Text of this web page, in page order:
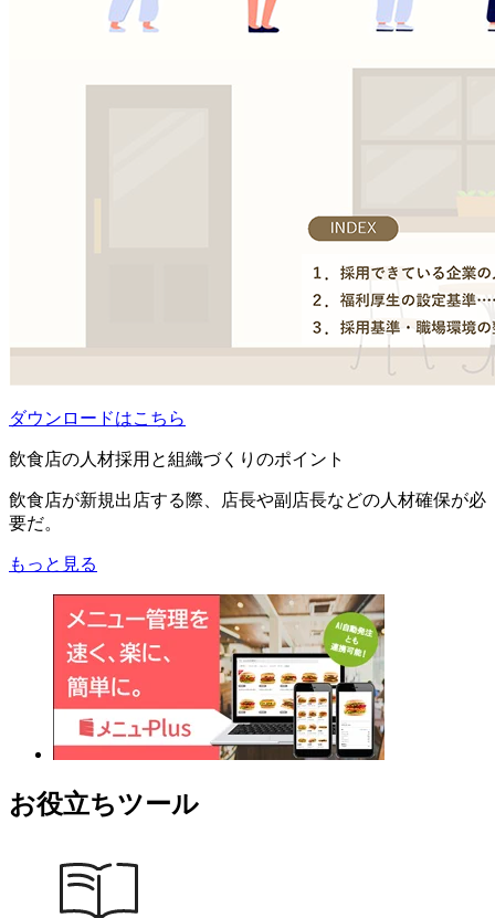
ダウンロードはこちら
飲食店の人材採用と組織づくりのポイント
飲食店が新規出店する際、店長や副店長などの人材確保が必
要だ。
もっと見る
お役立ちツール